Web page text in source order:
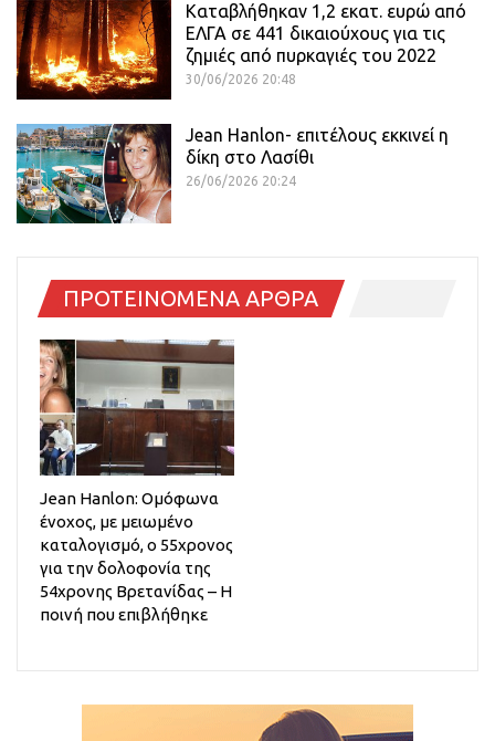
Καταβλήθηκαν 1,2 εκατ. ευρώ από
ΕΛΓΑ σε 441 δικαιούχους για τις
ζημιές από πυρκαγιές του 2022
30/06/2026 20:48
Jean Hanlon- επιτέλους εκκινεί η
δίκη στο Λασίθι
26/06/2026 20:24
ΠΡΟΤΕΙΝΟΜΕΝΑ ΑΡΘΡΑ
Jean Hanlon: Ομόφωνα
ένοχος, με μειωμένο
καταλογισμό, ο 55χρονος
για την δολοφονία της
54χρονης Βρετανίδας – Η
ποινή που επιβλήθηκε